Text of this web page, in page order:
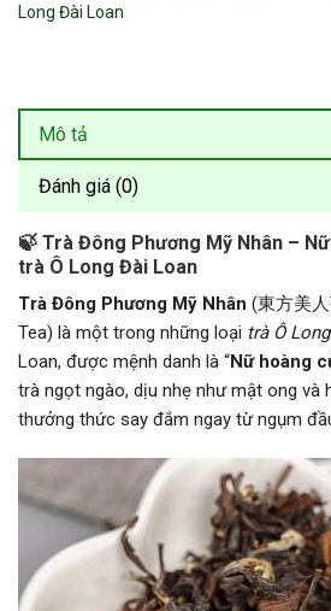
Long Đài Loan
Mô tả
Đánh giá (0)
🍃 Trà Đông Phương Mỹ Nhân –
trà Ô Long Đài Loan
Trà Đông Phương Mỹ Nhân (東方美
Tea) là một trong những loại trà Ô Long
Loan, được mệnh danh là “Nữ hoàng
trà ngọt ngào, dịu nhẹ như mật ong và
thưởng thức say đắm ngay từ ngụm